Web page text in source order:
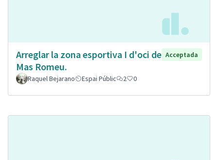
Arreglar la zona esportiva I d'oci de
Mas Romeu.
Acceptada
Raquel Bejarano Espai Públic 2 0